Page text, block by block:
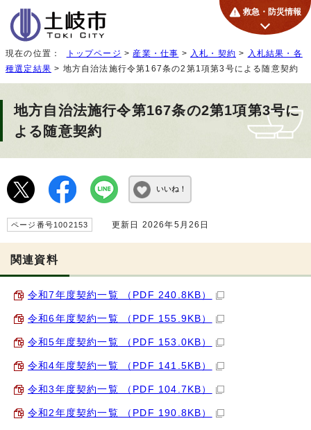
救急・防災情報
現在の位置： トップページ > 産業・仕事 > 入札・契約 > 入札結果・各
種選定結果 > 地方自治法施行令第167条の2第1項第3号による随意契約
地方自治法施行令第167条の2第1項第3号に
よる随意契約
いいね！
ページ番号1002153 更新日 2026年5月26日
関連資料
令和7年度契約一覧 （PDF 240.8KB）
令和6年度契約一覧 （PDF 155.9KB）
令和5年度契約一覧 （PDF 153.0KB）
令和4年度契約一覧 （PDF 141.5KB）
令和3年度契約一覧 （PDF 104.7KB）
令和2年度契約一覧 （PDF 190.8KB）